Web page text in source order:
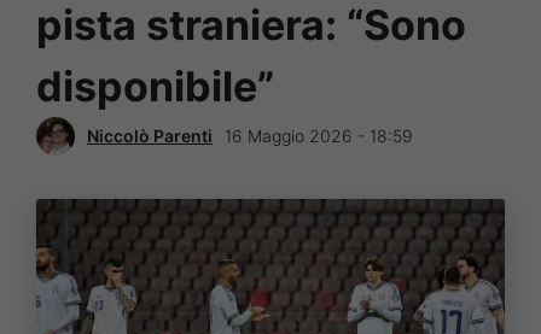
pista straniera: “Sono
disponibile”
Niccolò Parenti 16 Maggio 2026 - 18:59